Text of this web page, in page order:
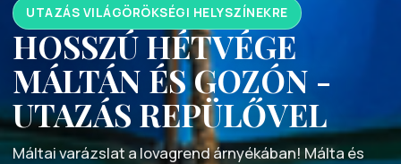
UTAZÁS VILÁGÖRÖKSÉGI HELYSZÍNEKRE
HOSSZÚ HÉTVÉGE
MÁLTÁN ÉS GOZÓN -
UTAZÁS REPÜLŐVEL
Máltai varázslat a lovagrend árnyékában! Málta és